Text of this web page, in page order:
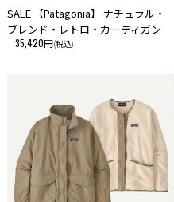
SALE 【Patagonia】 ナチュラル・
ブレンド・レトロ・カーディガン
35,420円(税込)